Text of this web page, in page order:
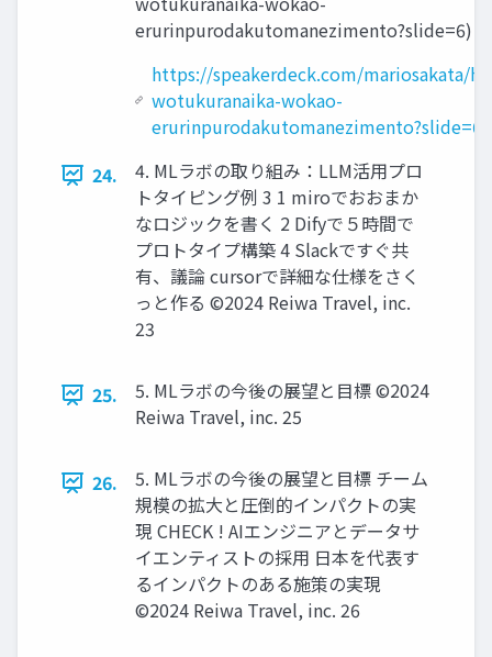
erurinpurodakutomanezimento?slide=6)
https://speakerdeck.com/mariosakata/
wotukuranaika-wokao-
erurinpurodakutomanezimento?slide=6
24.
4. MLラボの取り組み：LLM活⽤プロ
トタイピング例 3 1 miroでおおまか
なロジックを書く 2 Difyで５時間で
プロトタイプ構築 4 Slackですぐ共
有、議論 cursorで詳細な仕様をさく
っと作る ©2024 Reiwa Travel, inc.
23
25.
5. MLラボの今後の展望と⽬標 ©2024
Reiwa Travel, inc. 25
26.
5. MLラボの今後の展望と⽬標 チーム
規模の拡⼤と圧倒的インパクトの実
現 CHECK ! AIエンジニアとデータサ
イエンティストの採⽤ ⽇本を代表す
るインパクトのある施策の実現
©2024 Reiwa Travel, inc. 26